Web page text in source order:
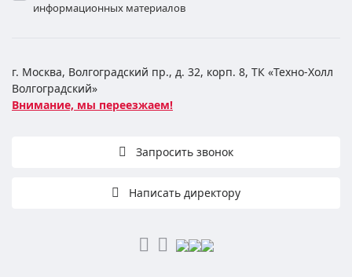
информационных материалов
г. Москва, Волгоградский пр., д. 32, корп. 8, ТК «Техно-Холл
Волгоградский»
Внимание, мы переезжаем!
Запросить звонок
Написать директору